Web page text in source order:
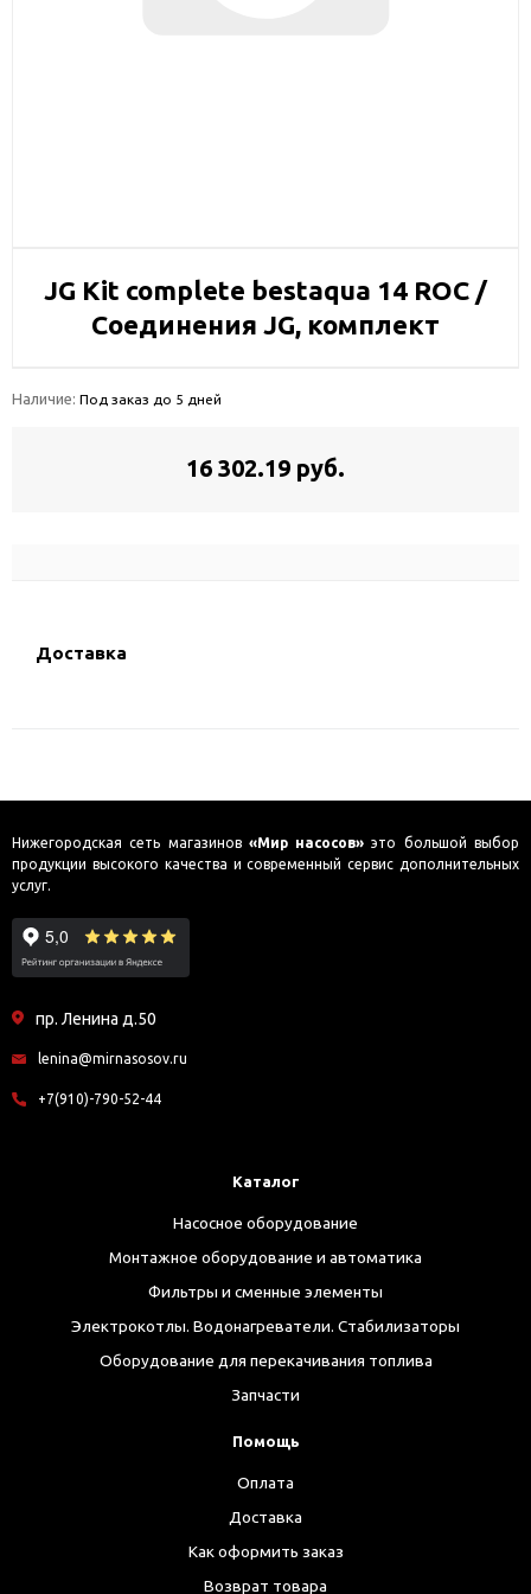
JG Kit complete bestaqua 14 ROC /
Соединения JG, комплект
Наличие: Под заказ до 5 дней
16 302.19 руб.
Доставка
Нижегородская сеть магазинов «Мир насосов» это большой выбор
продукции высокого качества и современный сервис дополнительных
услуг.
пр. Ленина д.50
lenina@mirnasosov.ru
+7(910)-790-52-44
Каталог
Насосное оборудование
Монтажное оборудование и автоматика
Фильтры и сменные элементы
Электрокотлы. Водонагреватели. Стабилизаторы
Оборудование для перекачивания топлива
Запчасти
Помощь
Оплата
Доставка
Как оформить заказ
Возврат товара